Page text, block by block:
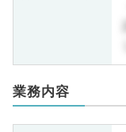
業務内容